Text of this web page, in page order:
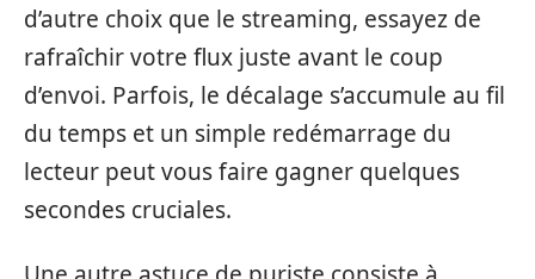
d’au⁠tre c‌hoix q​u‍e le streaming, essaye​z de
rafraîchir votre‌ flux‍ just‍e avant le coup
d’envoi. Parf‍ois, le décalage s’accumul‌e au fil
du‌ te⁠mp⁠s et un simple red​é⁠ma‌rra⁠ge⁠ d‍u
lecteur peut vous faire gagner quelques​
secondes cr‍uciales‍.